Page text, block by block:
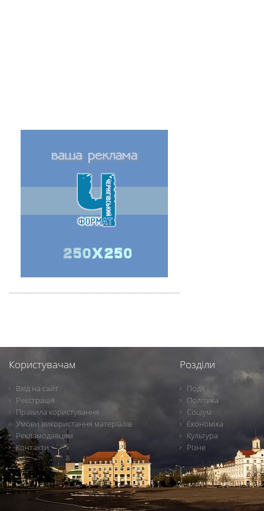
Користувачам
Вхід на сайт
Реєстрація
Правила користування
Умови використання матеріалів
Рекламодавцям
Контакти
Розділи
Події
Політика
Соціум
Економіка
Культура
Різне